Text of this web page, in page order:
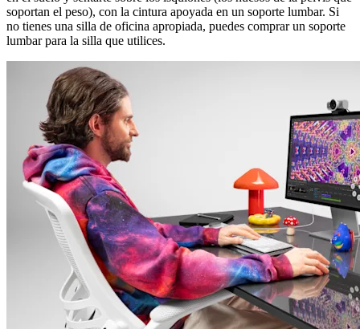
soportan el peso), con la cintura apoyada en un soporte lumbar. Si
no tienes una silla de oficina apropiada, puedes comprar un soporte
lumbar para la silla que utilices.